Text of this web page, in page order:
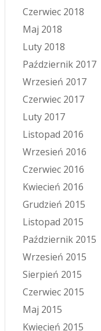
Czerwiec 2018
Maj 2018
Luty 2018
Październik 2017
Wrzesień 2017
Czerwiec 2017
Luty 2017
Listopad 2016
Wrzesień 2016
Czerwiec 2016
Kwiecień 2016
Grudzień 2015
Listopad 2015
Październik 2015
Wrzesień 2015
Sierpień 2015
Czerwiec 2015
Maj 2015
Kwiecień 2015